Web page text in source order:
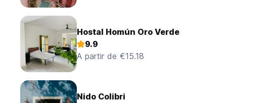
Hostal Homún Oro Verde
9.9
A partir de €15.18
Nido Colibri